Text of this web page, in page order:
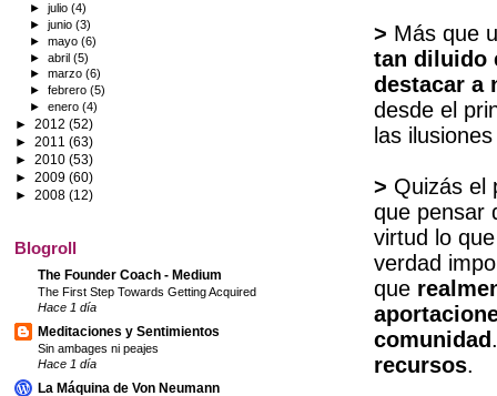
> Más que
tan diluido
destacar a
desde el
las
> Quizás el
que pensar
virtud lo
verdad
que
comunidad
recursos.
►julio(4)
►junio(3)
►mayo(6)
►abril(5)
►marzo(6)
►febrero(5)
►enero(4)
► 2012 (52)
► 2011 (63)
► 2010 (53)
► 2009 (60)
► 2008 (12)
Blogroll
The Founder Coach - Medium
The First Step Towards Getting Acquired
Hace 1 día
Meditaciones y Sentimientos
Sin ambages ni peajes
Hace 1 día
La Máquina de Von Neumann